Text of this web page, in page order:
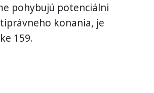
pohybujú potenciálni
konania, je
159.